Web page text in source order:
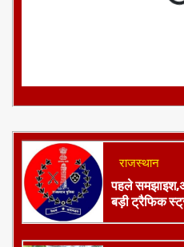
राजस्थान
पहले
बड़ी ट्रैफिक